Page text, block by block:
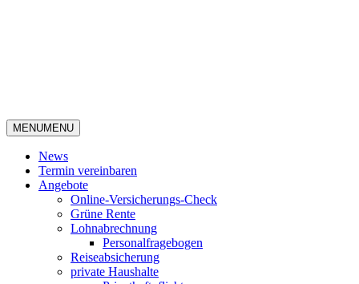
MENUMENU
News
Termin vereinbaren
Angebote
Online-Versicherungs-Check
Grüne Rente
Lohnabrechnung
Personalfragebogen
Reiseabsicherung
private Haushalte